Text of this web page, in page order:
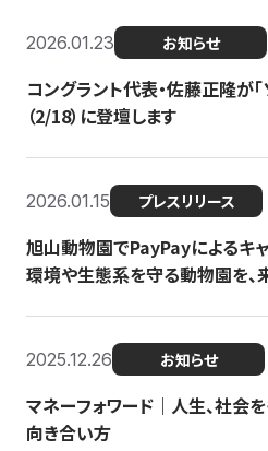
2026.01.23 お知らせ
コングラント代表・佐藤正隆が
（2/18）に登壇します
2026.01.15 プレスリリース
旭山動物園でPayPayによるキ
環境や生態系を守る動物園を
2025.12.26 お知らせ
マネーフォワード｜人生、社会
向き合い方